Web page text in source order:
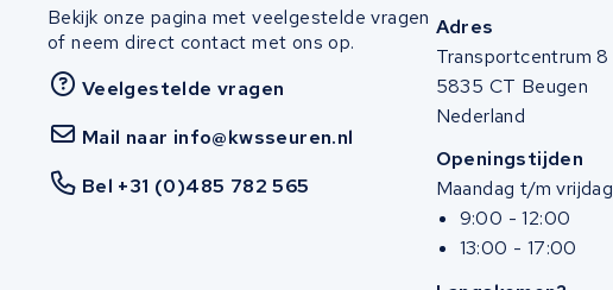
Bekijk onze pagina met veelgestelde vragen
of neem direct contact met ons op.
Veelgestelde vragen
Mail naar info@kwsseuren.nl
Bel +31 (0)485 782 565
Adres
Transportcentrum 8
5835 CT Beugen
Nederland
Openingstijden
Maandag t/m vrijdag
9:00 - 12:00
13:00 - 17:00